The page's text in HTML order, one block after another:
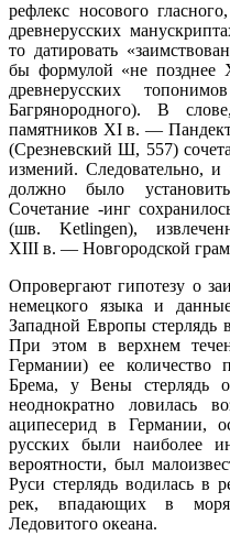
рефлекс носового
древнерусских
то датировать
бы формулой «не позднее
древнерусских
Багрянородного). В
памятников XI в. —
(Срезневский Ш, 557)
измений. Следовательно,
должно было
Сочетание -инг
(шв. Ketlingen),
XIII в. — Новгородской
Опровергают гипотезу о
немецкого языка и
Западной Европы стерлядь
При этом в верхнем
Германии) ее количество
Брема, у Вены стерлядь
неоднократно ловилась
аципесерид в Германии,
русских были наиболее
вероятности, был
Руси стерлядь водилась в
рек, впадающих в моря
Ледовитого океана.